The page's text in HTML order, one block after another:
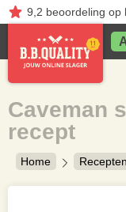
9,2 beoordelingop
Home Recepten
Caveman
recept